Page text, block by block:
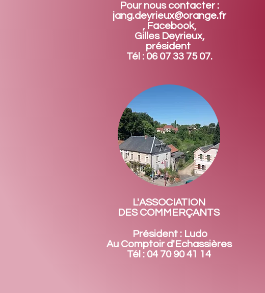
Pour nous contacter :
jang.deyrieux@orange.fr
, Facebook,
Gilles Deyrieux,
président
Tél : 06 07 33 75 07.
L'ASSOCIATION
DES COMMERÇANTS
Président : Ludo
Au Comptoir d'Echassières
Tél : 04 70 90 41 14